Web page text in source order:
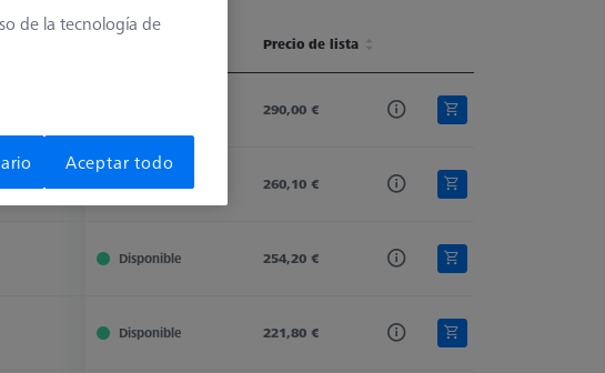
Connection Type Out Extension Type
Precio de lista
Stylus Extension
290,00 €
Stylus Extension
260,10 €
M5 Stylus Extension
Disponible 254,20 €
M5 Stylus Extension
Disponible 221,80 €
de la tecnología de
Aceptar todo